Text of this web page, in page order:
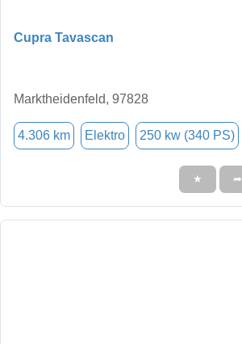
Cupra Tavascan
Marktheidenfeld, 97828
4.306 km Elektro 250 kw (340 PS)
★ ➦